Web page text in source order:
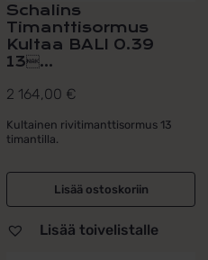
Schalins
Timanttisormus
Kultaa BALI 0.39
13...
2 164,00 €
Kultainen rivitimanttisormus 13
timantilla.
Lisää ostoskoriin
Lisää toivelistalle